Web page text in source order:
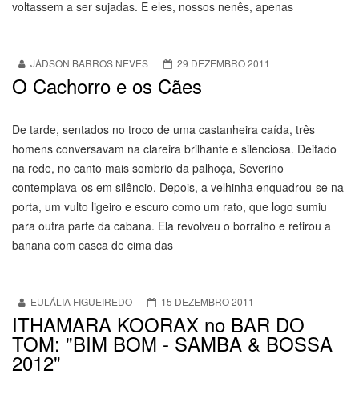
voltassem a ser sujadas. E eles, nossos nenês, apenas
JÁDSON BARROS NEVES 29 DEZEMBRO 2011
O Cachorro e os Cães
De tarde, sentados no troco de uma castanheira caída, três
homens conversavam na clareira brilhante e silenciosa. Deitado
na rede, no canto mais sombrio da palhoça, Severino
contemplava-os em silêncio. Depois, a velhinha enquadrou-se na
porta, um vulto ligeiro e escuro como um rato, que logo sumiu
para outra parte da cabana. Ela revolveu o borralho e retirou a
banana com casca de cima das
EULÁLIA FIGUEIREDO 15 DEZEMBRO 2011
ITHAMARA KOORAX no BAR DO
TOM: "BIM BOM - SAMBA & BOSSA
2012"